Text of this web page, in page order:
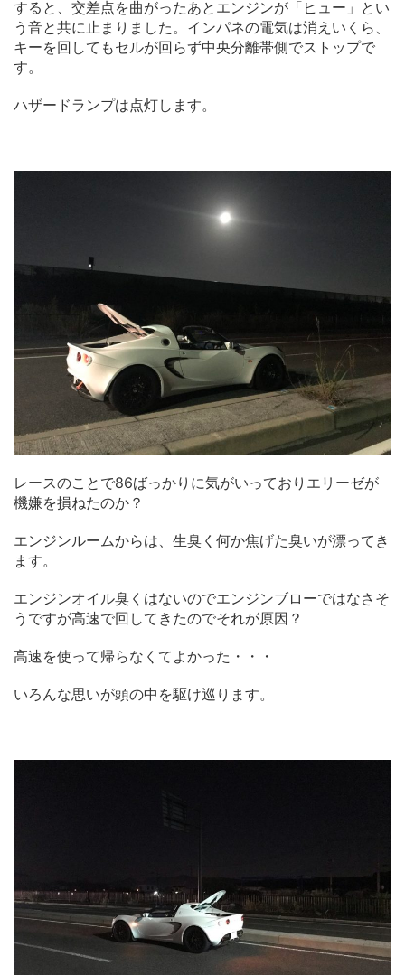
すると、交差点を曲がったあとエンジンが「ヒュー」とい
う音と共に止まりました。インパネの電気は消えいくら、
キーを回してもセルが回らず中央分離帯側でストップで
す。
ハザードランプは点灯します。
レースのことで86ばっかりに気がいっておりエリーゼが
機嫌を損ねたのか？
エンジンルームからは、生臭く何か焦げた臭いが漂ってき
ます。
エンジンオイル臭くはないのでエンジンブローではなさそ
うですが高速で回してきたのでそれが原因？
高速を使って帰らなくてよかった・・・
いろんな思いが頭の中を駆け巡ります。